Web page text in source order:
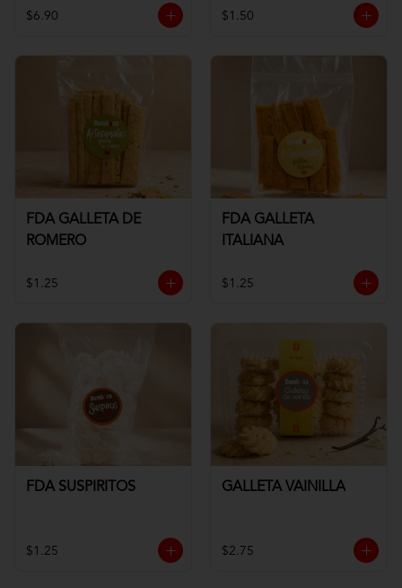
$6.90 $1.50
FDA GALLETA DE
ROMERO
$1.25
FDA GALLETA
ITALIANA
$1.25
FDA SUSPIRITOS
$1.25
GALLETA VAINILLA
$2.75